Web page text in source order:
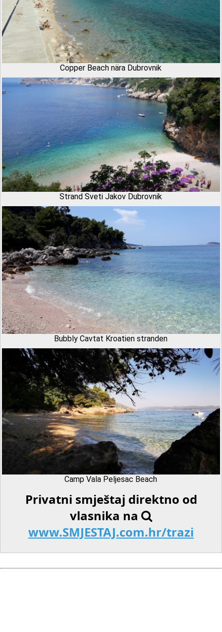
Copper Beach nära Dubrovnik
Strand Sveti Jakov Dubrovnik
Bubbly Cavtat Kroatien stranden
Camp Vala Peljesac Beach
Privatni smještaj direktno od
vlasnika na
www.SMJESTAJ.com.hr/trazi